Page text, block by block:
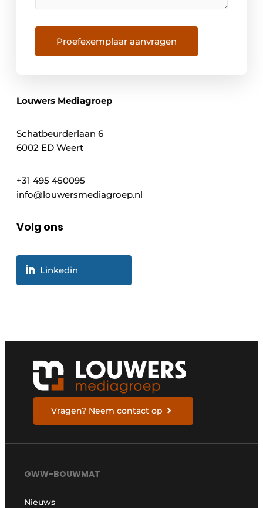
Proefexemplaar aanvragen
Louwers Mediagroep
Schatbeurderlaan 6
6002 ED Weert
+31 495 450095
info@louwersmediagroep.nl
Volg ons
Linkedin
Vragen? Neem contact op
GWW-BOUWMAT
Nieuws